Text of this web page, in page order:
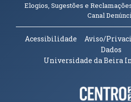
Elogios, Sugestões e
Canal
Acessibilidade Aviso/
Dados
Universidade da Beira
Parceiros e